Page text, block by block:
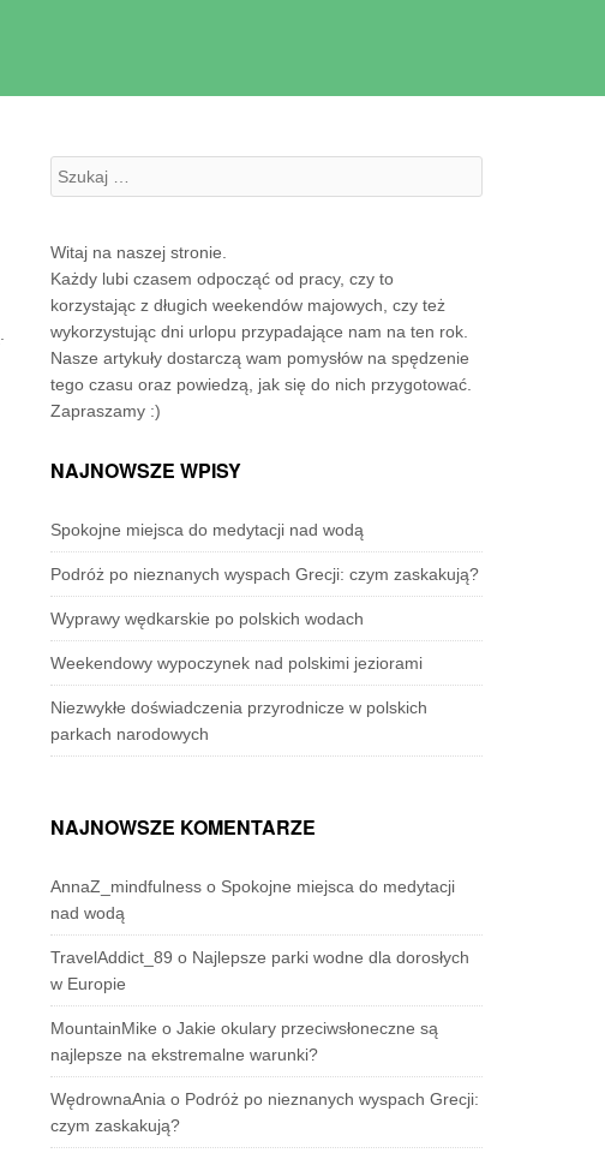
Szukanie:
Witaj na naszej stronie.
Każdy lubi czasem odpocząć od pracy, czy to
korzystając z długich weekendów majowych, czy też
wykorzystując dni urlopu przypadające nam na ten rok.
Nasze artykuły dostarczą wam pomysłów na spędzenie
tego czasu oraz powiedzą, jak się do nich przygotować.
Zapraszamy :)
NAJNOWSZE WPISY
Spokojne miejsca do medytacji nad wodą
Podróż po nieznanych wyspach Grecji: czym zaskakują?
Wyprawy wędkarskie po polskich wodach
Weekendowy wypoczynek nad polskimi jeziorami
Niezwykłe doświadczenia przyrodnicze w polskich
parkach narodowych
NAJNOWSZE KOMENTARZE
AnnaZ_mindfulness o Spokojne miejsca do medytacji
nad wodą
TravelAddict_89 o Najlepsze parki wodne dla dorosłych
w Europie
MountainMike o Jakie okulary przeciwsłoneczne są
najlepsze na ekstremalne warunki?
WędrownaAnia o Podróż po nieznanych wyspach Grecji:
czym zaskakują?